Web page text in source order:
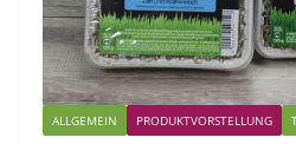
ALLGEMEIN PRODUKTVORSTELLUNG